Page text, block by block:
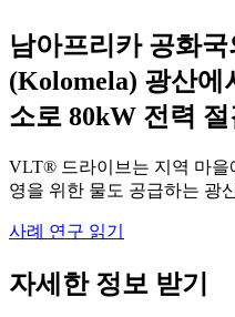
남아프리카 공화
(Kolomela) 광산에
소로 80kW 전력
VLT® 드라이브는 지역 마을
영을 위한 물도 공급하는 광
사례 연구 읽기
자세한 정보 받기